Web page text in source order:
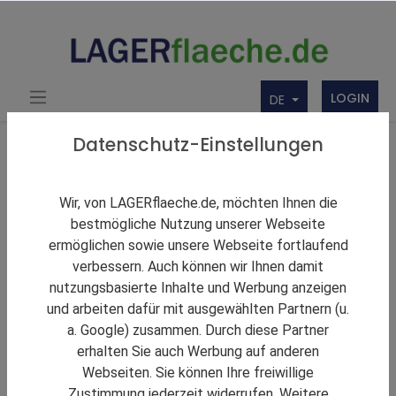
DE LOGIN
Themen Rund um Lager und LAGERflaeche.de
Datenschutz-Einstellungen
Wir, von LAGERflaeche.de, möchten Ihnen die
bestmögliche Nutzung unserer Webseite
ermöglichen sowie unsere Webseite fortlaufend
verbessern. Auch können wir Ihnen damit
nutzungsbasierte Inhalte und Werbung anzeigen
und arbeiten dafür mit ausgewählten Partnern (u.
a. Google) zusammen. Durch diese Partner
erhalten Sie auch Werbung auf anderen
Webseiten. Sie können Ihre freiwillige